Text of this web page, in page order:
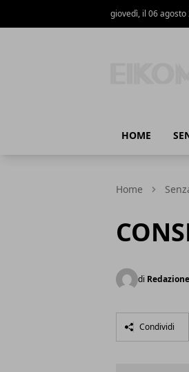
giovedì, il 06 agosto
HOME
Home
di Redazione
Condividi